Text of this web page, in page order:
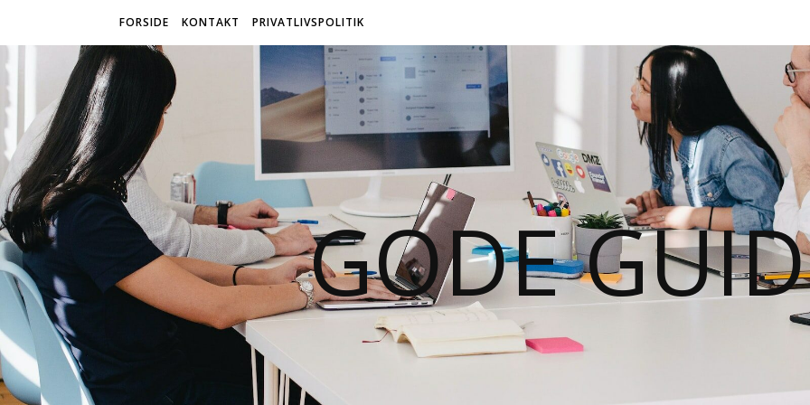
FORSIDE KONTAKT PRIVATLIVSPOLITIK
GODE